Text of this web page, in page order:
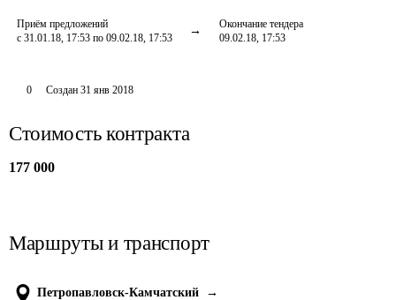
Приём предложений
с 31.01.18, 17:53 по 09.02.18, 17:53
Окончание тендера
09.02.18, 17:53
0 Создан 31 янв 2018
Стоимость контракта
177 000
Маршруты и транспорт
Петропавловск-Камчатский →